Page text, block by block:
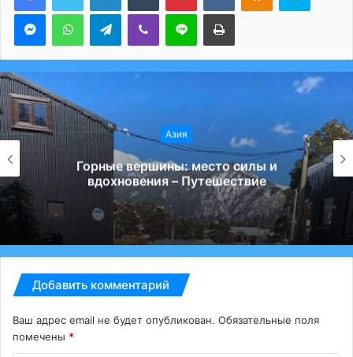
MessengerWhatsAppTelegramViber Line Печатать
Азия
GetRentacar: решение транспортного
вопроса в любом уголке планеты –
Путешествие
Добавить комментарий
Ваш адрес email не будет опубликован. Обязательные поля
помечены *